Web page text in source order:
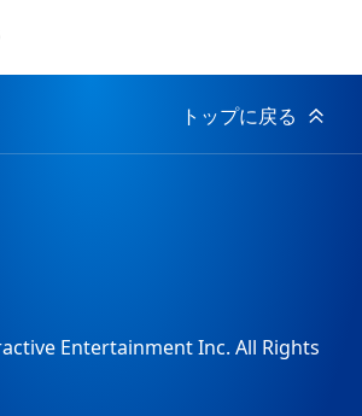
トップに戻る
Entertainment Inc. All Rights